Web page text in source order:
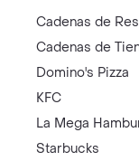
Cadenas de
Cadenas de
Domino's Pizza
KFC
La Mega
Starbucks